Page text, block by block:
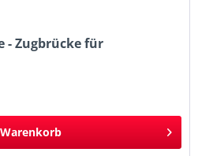
- Zugbrücke für
Warenkorb